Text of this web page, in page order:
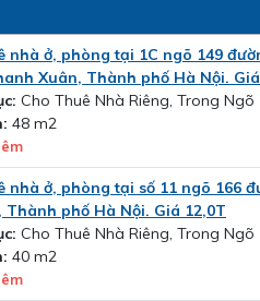
nhà ở, phòng tại 1C ngõ 149
Xuân, Thành phố Hà Nội.
Cho Thuê Nhà Riêng, Trong Ngõ
48 m2
nhà ở, phòng tại số 11 ngõ 166
phố Hà Nội. Giá 12,0T
Cho Thuê Nhà Riêng, Trong Ngõ
40 m2